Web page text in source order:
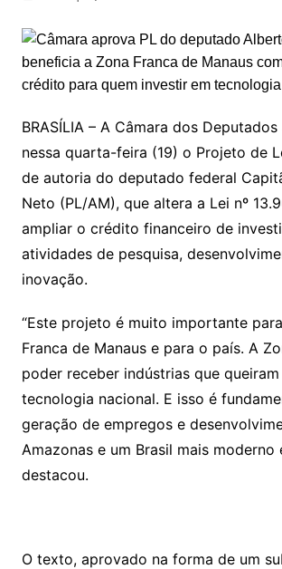
BRASÍLIA – A Câmara dos
nessa quarta-feira (19) o Projeto de
de autoria do deputado federal
Neto (PL/AM), que altera a Lei nº
ampliar o crédito financeiro de
atividades de pesquisa,
inovação.
“Este projeto é muito importante
Franca de Manaus e para o país. A
poder receber indústrias que
tecnologia nacional. E isso é
geração de empregos e
Amazonas e um Brasil mais moderno
destacou.
O texto, aprovado na forma de um